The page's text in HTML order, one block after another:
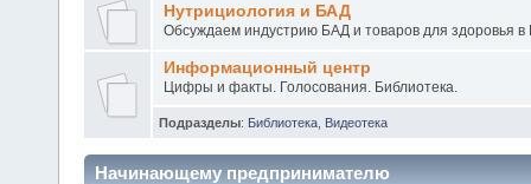
Нутрициология и БАД
Обсуждаем индустрию БАД и товаров для здоровья
Информационный центр
Цифры и факты. Голосования. Библиотека.
Подразделы: Библиотека Видеотека
Начинающему предпринимателю